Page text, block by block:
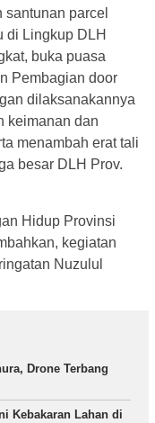
parcel
di Lingkup DLH
buka puasa
Pembagian door
dilaksanakannya
keimanan dan
menambah erat tali
besar DLH Prov.
Hidup Provinsi
kegiatan
Nuzulul
Drone Terbang
Kebakaran Lahan di